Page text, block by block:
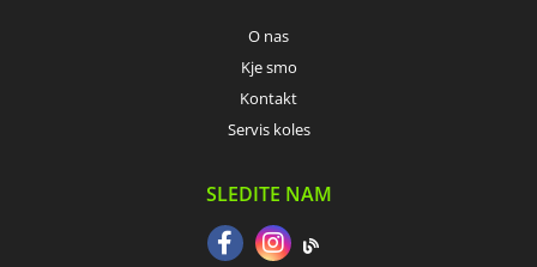
O nas
Kje smo
Kontakt
Servis koles
SLEDITE NAM